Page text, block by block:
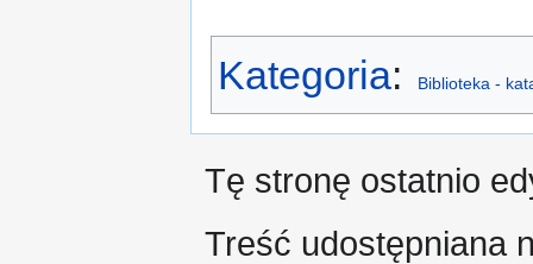
Kategoria: Biblioteka -
Tę stronę ostatnio
Treść udostępniana